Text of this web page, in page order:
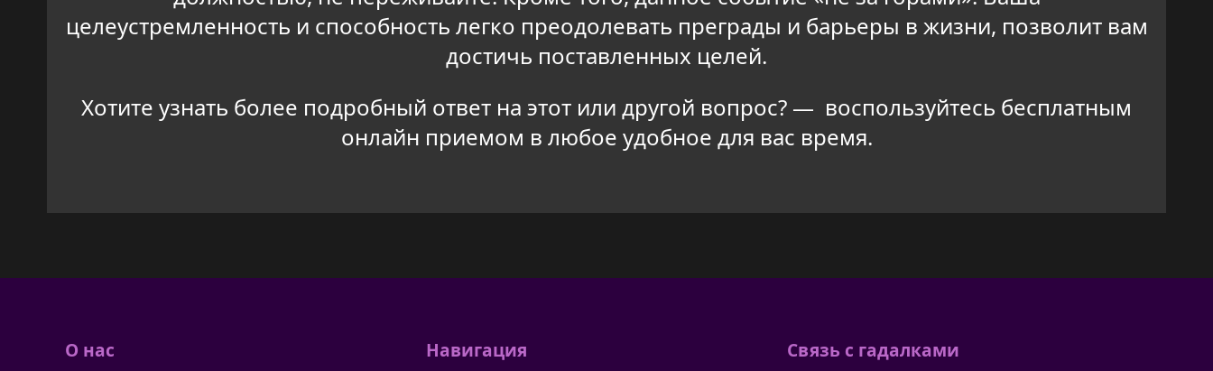
целеустремленность и способность легко преодолевать преграды и барьеры в жизни, позволит вам
достичь поставленных целей.
Хотите узнать более подробный ответ на этот или другой вопрос? — воспользуйтесь бесплатным
онлайн приемом в любое удобное для вас время.
О нас Навигация Связь с гадалками